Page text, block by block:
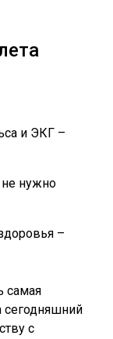
и ЭКГ –
не нужно
–
самая
сегодняшний
с